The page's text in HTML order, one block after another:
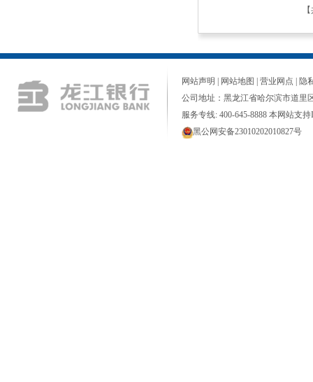
【
网站声明 网站地图 营业网点
隐
公司地址：黑龙江省哈尔滨市道里
服务专线: 400-645-8888 本网站支持
黑公网安备23010202010827号